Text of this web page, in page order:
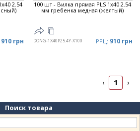
2.54
910 грн
100 шт - Вилка прямая PLS 1x40 2.54
мм гребенка медная (желтый)
DONG-1X40P25.4Y-X100 РРЦ: 910 грн
‹ 1 ›
Поиск товара